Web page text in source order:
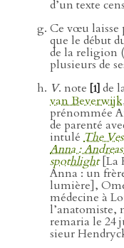
d’un texte
Ce vœu laisse
que le début
de la religion
plusieurs de
V. note [1] de
van Beverwijk
prénommée
de parenté
intulé The
Anna :
spothlight[La
Anna : un
lumière],
médecine à
l’anatomiste,
remaria le 24
sieur